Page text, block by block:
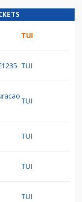
TUI
TUI
TUI
TUI
TUI
TUI